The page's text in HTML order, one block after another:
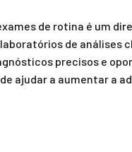
de rotina é um
de análises
precisos e
ajudar a aumentar a